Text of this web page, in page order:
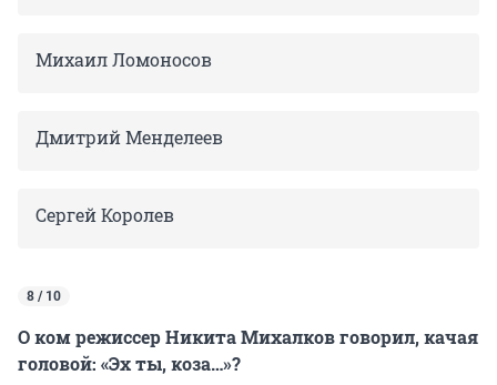
Михаил Ломоносов
Дмитрий Менделеев
Сергей Королев
8 / 10
О ком режиссер Никита Михалков говорил, качая
головой: «Эх ты, коза…»?